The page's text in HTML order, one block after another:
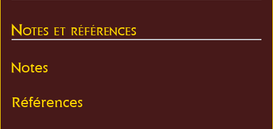
Notes et références
Notes
Références